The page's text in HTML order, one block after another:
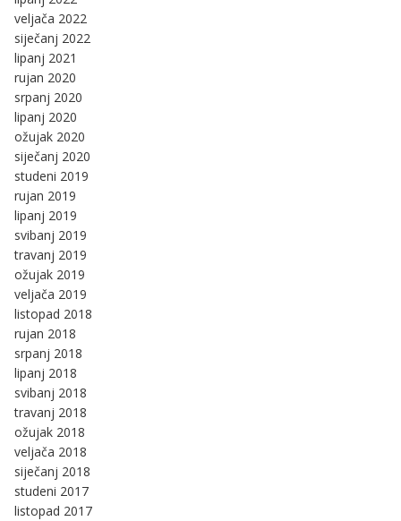
veljača 2022
siječanj 2022
lipanj 2021
rujan 2020
srpanj 2020
lipanj 2020
ožujak 2020
siječanj 2020
studeni 2019
rujan 2019
lipanj 2019
svibanj 2019
travanj 2019
ožujak 2019
veljača 2019
listopad 2018
rujan 2018
srpanj 2018
lipanj 2018
svibanj 2018
travanj 2018
ožujak 2018
veljača 2018
siječanj 2018
studeni 2017
listopad 2017